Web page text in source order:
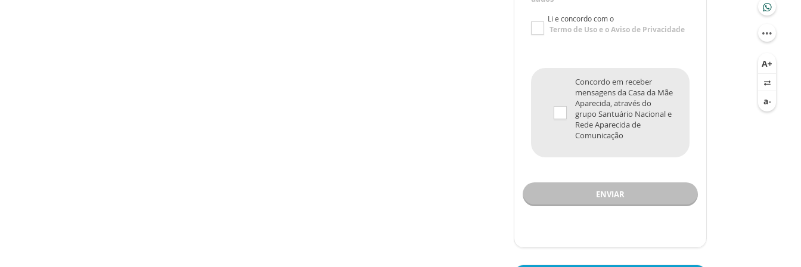
Li e concordo com o
Termo de Usoe oAviso de Privacidade
Concordo em receber
mensagens da Casa da Mãe
Aparecida, através do
grupo Santuário Nacional e
Rede Aparecida de
Comunicação
ENVIAR